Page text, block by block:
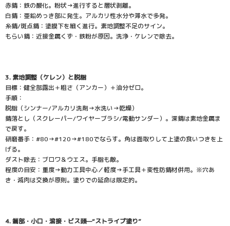
赤錆：鉄の酸化。粉状→進行すると層状剥離。
白錆：亜鉛めっき部に発生。アルカリ性水分や滞水で多発。
糸錆/斑点錆：塗膜下を細く進行。素地調整不足のサイン。
もらい錆：近接金属くず・鉄粉が原因。洗浄・ケレンで除去。
3. 素地調整（ケレン）と脱脂
目標：健全部露出＋粗さ（アンカー）＋油分ゼロ。
手順：
脱脂（シンナー/アルカリ洗剤→水洗い→乾燥）
錆落とし（スクレーパー/ワイヤーブラシ/電動サンダー）。深錆は素地金属ま
で戻す。
研磨番手：#80→#120→#180でならす。角は面取りして上塗の食いつきを上
げる。
ダスト除去：ブロワ＆ウエス。手脂も敵。
程度の目安：重度→動力工具中心／軽度→手工具＋変性防錆材併用。※穴あ
き・減肉は交換が原則。塗りでの延命は限定的。
4. 端部・小口・溶接・ビス頭—“ストライプ塗り”